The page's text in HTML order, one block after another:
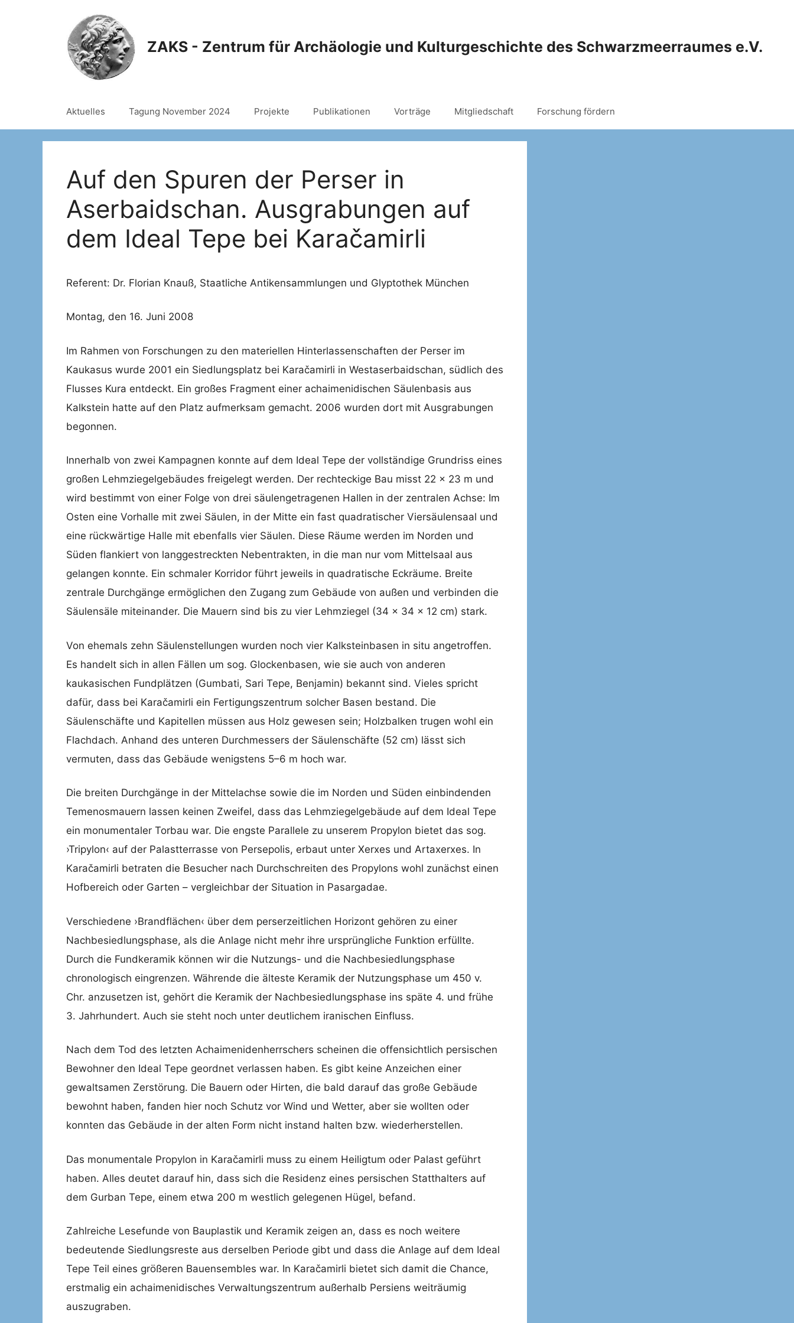
ZAKS - Zentrum für Archäologie und Kulturgeschichte des Schwarzmeerraumes e.V.
Aktuelles Tagung November 2024 Projekte Publikationen Vorträge Mitgliedschaft Forschung fördern
Auf den Spuren der Perser in
Aserbaidschan. Ausgrabungen auf
dem Ideal Tepe bei Karačamirli
Referent: Dr. Florian Knauß, Staatliche Antikensammlungen und Glyptothek München
Montag, den 16. Juni 2008
Im Rahmen von Forschungen zu den materiellen Hinterlassenschaften der Perser im
Kaukasus wurde 2001 ein Siedlungsplatz bei Karačamirli in Westaserbaidschan, südlich des
Flusses Kura entdeckt. Ein großes Fragment einer achaimenidischen Säulenbasis aus
Kalkstein hatte auf den Platz aufmerksam gemacht. 2006 wurden dort mit Ausgrabungen
begonnen.
Innerhalb von zwei Kampagnen konnte auf dem Ideal Tepe der vollständige Grundriss eines
großen Lehmziegelgebäudes freigelegt werden. Der rechteckige Bau misst 22 × 23 m und
wird bestimmt von einer Folge von drei säulengetragenen Hallen in der zentralen Achse: Im
Osten eine Vorhalle mit zwei Säulen, in der Mitte ein fast quadratischer Viersäulensaal und
eine rückwärtige Halle mit ebenfalls vier Säulen. Diese Räume werden im Norden und
Süden flankiert von langgestreckten Nebentrakten, in die man nur vom Mittelsaal aus
gelangen konnte. Ein schmaler Korridor führt jeweils in quadratische Eckräume. Breite
zentrale Durchgänge ermöglichen den Zugang zum Gebäude von außen und verbinden die
Säulensäle miteinander. Die Mauern sind bis zu vier Lehmziegel (34 × 34 × 12 cm) stark.
Von ehemals zehn Säulenstellungen wurden noch vier Kalksteinbasen in situ angetroffen.
Es handelt sich in allen Fällen um sog. Glockenbasen, wie sie auch von anderen
kaukasischen Fundplätzen (Gumbati, Sari Tepe, Benjamin) bekannt sind. Vieles spricht
dafür, dass bei Karačamirli ein Fertigungszentrum solcher Basen bestand. Die
Säulenschäfte und Kapitellen müssen aus Holz gewesen sein; Holzbalken trugen wohl ein
Flachdach. Anhand des unteren Durchmessers der Säulenschäfte (52 cm) lässt sich
vermuten, dass das Gebäude wenigstens 5–6 m hoch war.
Die breiten Durchgänge in der Mittelachse sowie die im Norden und Süden einbindenden
Temenosmauern lassen keinen Zweifel, dass das Lehmziegelgebäude auf dem Ideal Tepe
ein monumentaler Torbau war. Die engste Parallele zu unserem Propylon bietet das sog.
›Tripylon‹ auf der Palastterrasse von Persepolis, erbaut unter Xerxes und Artaxerxes. In
Karačamirli betraten die Besucher nach Durchschreiten des Propylons wohl zunächst einen
Hofbereich oder Garten – vergleichbar der Situation in Pasargadae.
Verschiedene ›Brandflächen‹ über dem perserzeitlichen Horizont gehören zu einer
Nachbesiedlungsphase, als die Anlage nicht mehr ihre ursprüngliche Funktion erfüllte.
Durch die Fundkeramik können wir die Nutzungs- und die Nachbesiedlungsphase
chronologisch eingrenzen. Währende die älteste Keramik der Nutzungsphase um 450 v.
Chr. anzusetzen ist, gehört die Keramik der Nachbesiedlungsphase ins späte 4. und frühe
3. Jahrhundert. Auch sie steht noch unter deutlichem iranischen Einfluss.
Nach dem Tod des letzten Achaimenidenherrschers scheinen die offensichtlich persischen
Bewohner den Ideal Tepe geordnet verlassen haben. Es gibt keine Anzeichen einer
gewaltsamen Zerstörung. Die Bauern oder Hirten, die bald darauf das große Gebäude
bewohnt haben, fanden hier noch Schutz vor Wind und Wetter, aber sie wollten oder
konnten das Gebäude in der alten Form nicht instand halten bzw. wiederherstellen.
Das monumentale Propylon in Karačamirli muss zu einem Heiligtum oder Palast geführt
haben. Alles deutet darauf hin, dass sich die Residenz eines persischen Statthalters auf
dem Gurban Tepe, einem etwa 200 m westlich gelegenen Hügel, befand.
Zahlreiche Lesefunde von Bauplastik und Keramik zeigen an, dass es noch weitere
bedeutende Siedlungsreste aus derselben Periode gibt und dass die Anlage auf dem Ideal
Tepe Teil eines größeren Bauensembles war. In Karačamirli bietet sich damit die Chance,
erstmalig ein achaimenidisches Verwaltungszentrum außerhalb Persiens weiträumig
auszugraben.